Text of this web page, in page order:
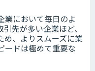
業において毎日のよ
先が多い企業ほど、
め、よりスムーズに業
ードは極めて重要な